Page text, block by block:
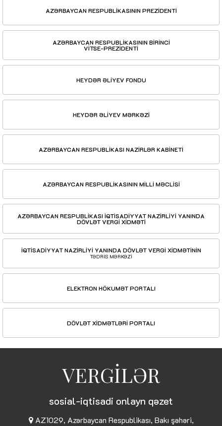
AZƏRBAYCAN RESPUBLİKASININ PREZİDENTİ
AZƏRBAYCAN RESPUBLİKASININ BİRİNCİ
VİTSE-PREZİDENTİ
HEYDƏR ƏLİYEV FONDU
HEYDƏR ƏLİYEV MƏRKƏZİ
AZƏRBAYCAN RESPUBLİKASI NAZİRLƏR KABİNETİ
AZƏRBAYCAN RESPUBLİKASININ MİLLİ MƏCLİSİ
AZƏRBAYCAN RESPUBLİKASI İQTİSADİYYAT NAZİRLİYİ YANINDA
DÖVLƏT VERGİ XİDMƏTİ
İQTİSADİYYAT NAZİRLİYİ YANINDA DÖVLƏT VERGİ XİDMƏTİNİN
TƏDRİS MƏRKƏZİ
ELEKTRON HÖKUMƏT PORTALI
DÖVLƏT XİDMƏTLƏRİ PORTALI
VERGİLƏR
sosial-iqtisadi onlayn qəzet
AZ1029, Azərbaycan Respublikası, Bakı şəhəri,